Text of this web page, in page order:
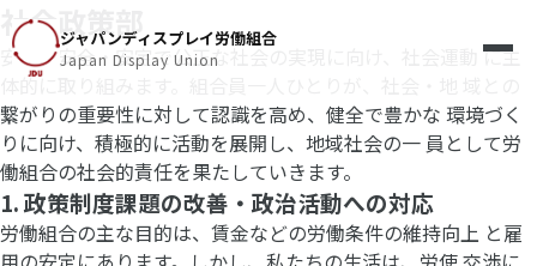
ジャパンディスプレイ労働組合
Japan Display Union
社会政策部
安心・安全・安定で公正な社会の実現に向け、社会運動 に主
体的に取り組みます。組合員一人ひとりが、社会・地 域との
繋がりの重要性に対して認識を高め、健全で豊かな 環境づく
りに向け、積極的に活動を展開し、地域社会の一 員として労
働組合の社会的責任を果たしていきます。
1. 政策制度課題の改善・政治活動への対応
労働組合の主な目的は、賃金などの労働条件の維持向上 と雇